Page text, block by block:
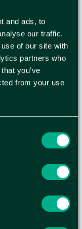
and ads, to
our traffic.
of our site with
partners who
you’ve
from your use
kan
ytor som
trägolv,
ett bättre
kombination
Normal
9,8 - Lukt: